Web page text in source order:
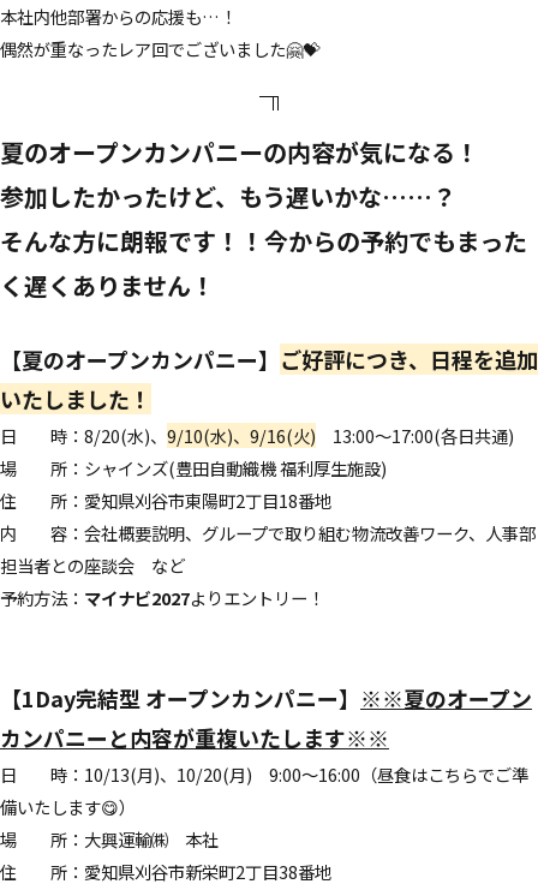
本社内他部署からの応援も…！
偶然が重なったレア回でございました🤗💝
夏のオープンカンパニーの内容が気になる！
参加したかったけど、もう遅いかな……？
そんな方に朗報です！！今からの予約でもまった
く遅くありません！
【夏のオープンカンパニー】 ご好評につき、日程を追加
いたしました！
日 時：8/20(水)、 9/10(水)、9/16(火) 13:00～17:00(各日共通)
場 所：シャインズ(豊田自動織機 福利厚生施設)
住 所：愛知県刈谷市東陽町2丁目18番地
内 容：会社概要説明、グループで取り組む物流改善ワーク、人事部
担当者との座談会 など
予約方法： マイナビ2027よりエントリー！
【1Day完結型 オープンカンパニー】 ※※夏のオープン
カンパニーと内容が重複いたします※※
日 時：10/13(月)、10/20(月) 9:00～16:00（昼食はこちらでご準
備いたします😋）
場 所：大興運輸㈱ 本社
住 所：愛知県刈谷市新栄町2丁目38番地